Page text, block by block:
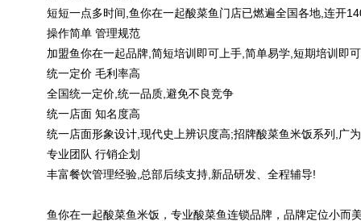
短短一点多时间,鱼你在一起酸菜鱼门店已燃遍全国各地,连开
操作简单 管理规范
加盟鱼你在一起品牌,简短培训即可上手,简单易学,短期培训即
统一定价 毛利率高
全国统一定价,统一品质,避免不良竞争
统一店面 知名度高
统一店面形象设计,现代史上辨识度高;招牌酸菜鱼米饭系列,广
专业团队 行销企划
丰富餐饮管理经验,总部后续支持,新品研发、全程辅导!
鱼你在一起酸菜鱼米饭，专业酸菜鱼连锁品牌，品牌定位小而